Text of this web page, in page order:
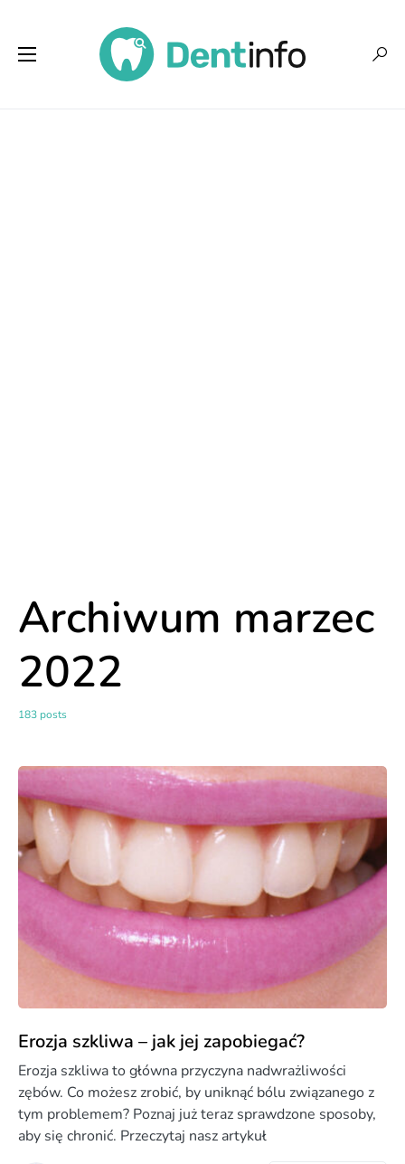
Archiwum marzec
2022
183 posts
Erozja szkliwa – jak jej zapobiegać?
Erozja szkliwa to główna przyczyna nadwrażliwości
zębów. Co możesz zrobić, by uniknąć bólu związanego z
tym problemem? Poznaj już teraz sprawdzone sposoby,
aby się chronić. Przeczytaj nasz artykuł